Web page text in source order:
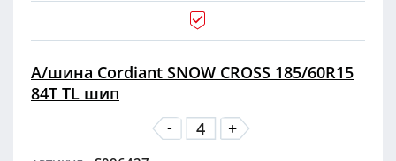
А/шина Cordiant SNOW CROSS 185/60R15
84T TL шип
-
+